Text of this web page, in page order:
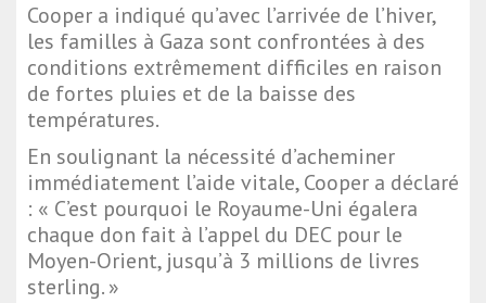
Cooper a indiqué qu’avec l’arrivée de l’hiver,
les familles à Gaza sont confrontées à des
conditions extrêmement difficiles en raison
de fortes pluies et de la baisse des
températures.
En soulignant la nécessité d’acheminer
immédiatement l’aide vitale, Cooper a déclaré
: « C’est pourquoi le Royaume-Uni égalera
chaque don fait à l’appel du DEC pour le
Moyen-Orient, jusqu’à 3 millions de livres
sterling. »